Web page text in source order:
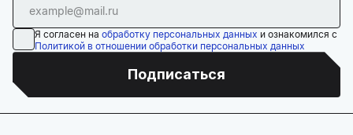
Я согласен на обработку персональных данных и ознакомился с
Политикой в отношении обработки персональных данных
Подписаться